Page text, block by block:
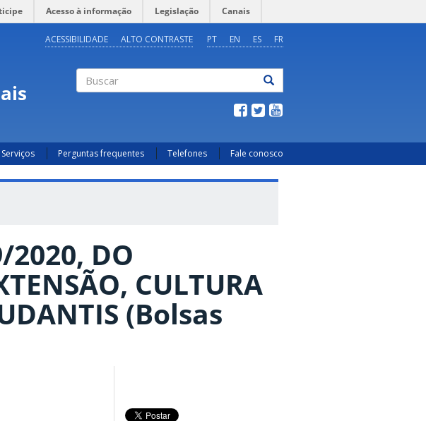
Acesso à informação Legislação Canais
PT EN ES FR
ACESSIBILIDADE ALTO CONTRASTE
Serviços Perguntas frequentes Telefones Fale conosco
2020, DO
CULTURA
(Bolsas